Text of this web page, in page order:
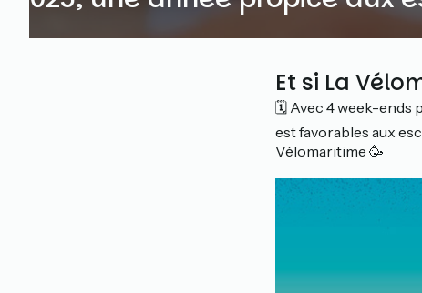
Et si La
🗓️ Avec 4 week-ends
est favorables aux
Vélomaritime 🥳